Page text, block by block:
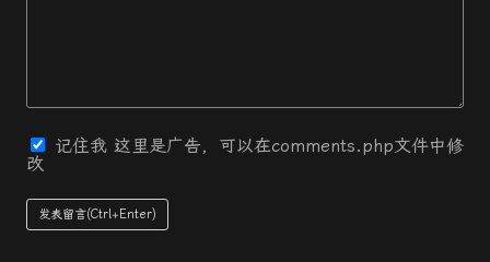
记住我 这里是广告，可以在comments.php文件中修
改